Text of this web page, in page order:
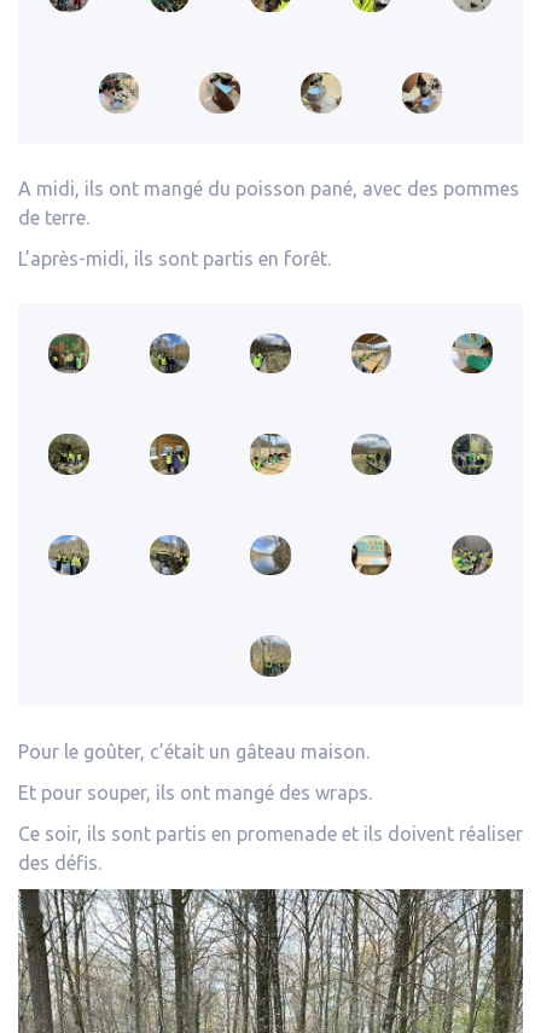
A midi, ils ont mangé du poisson pané, avec des pommes
de terre.
L’après-midi, ils sont partis en forêt.
Pour le goûter, c’était un gâteau maison.
Et pour souper, ils ont mangé des wraps.
Ce soir, ils sont partis en promenade et ils doivent réaliser
des défis.